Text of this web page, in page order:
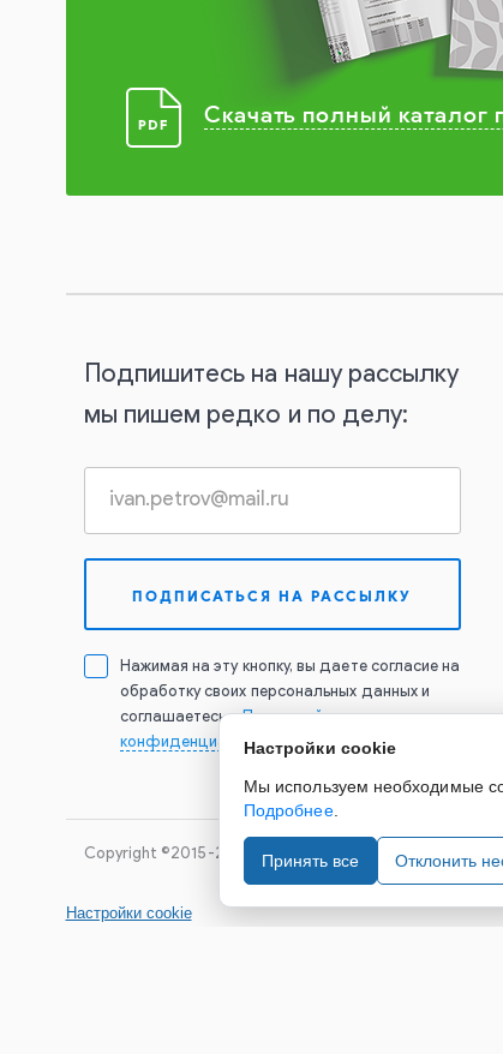
Скачать полный каталог
Подпишитесь на нашу рассылку
мы пишем редко и по делу:
Нажимая на эту кнопку, вы даете согласие на
обработку своих персональных данных и
соглашаетесь сПолитикой
конфиденциальности
Copyright ©2015-2026. Завод Econex. Производство
Настройки cookie
Настройки cookie
Мы используем необходимые
Подробнее.
Принять все Отклонить